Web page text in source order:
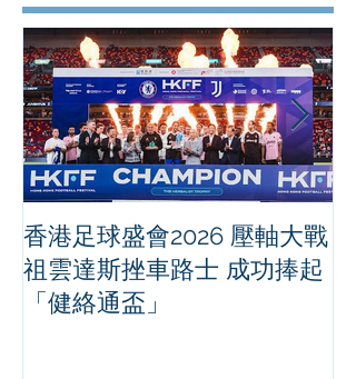
香港足球盛會2026 壓軸大戰
祖雲達斯挫車路士 成功捧起
「健絡通盃」